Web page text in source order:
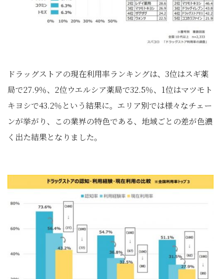
ドラッグストアの現在利用率ランキングは、3位はスギ薬
局で27.9％、2位ウエルシア薬局で32.5％、1位はマツモト
キヨシで43.2％という結果に。エリア別では様々なチェー
ンが挙がり、この業界の特色である、地域ごとの差が色濃
く出た結果となりました。